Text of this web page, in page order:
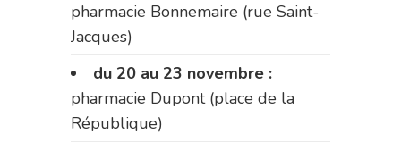
pharmacie Bonnemaire (rue Saint-
Jacques)
du 20 au 23 novembre :
pharmacie Dupont (place de la
République)